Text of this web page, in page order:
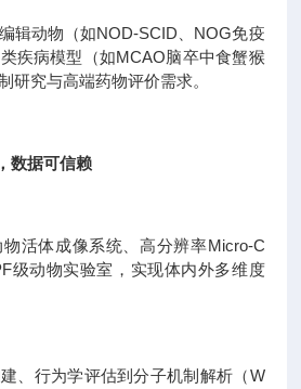
辑动物（如NOD-SCID、NOG免疫
疾病模型（如MCAO脑卒中食蟹猴
研究与高端药物评价需求。
数据可信赖
活体成像系统、高分辨率Micro-C
级动物实验室，实现体内外多维度
、行为学评估到分子机制解析（W